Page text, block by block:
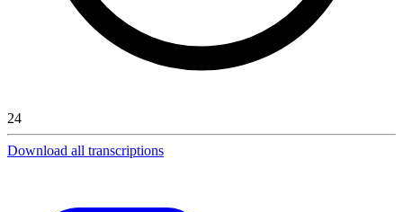
24
Download all transcriptions